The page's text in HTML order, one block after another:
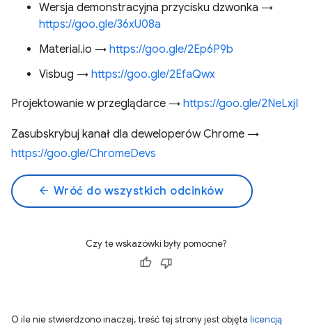
Wersja demonstracyjna przycisku dzwonka →
https://goo.gle/36xU08a
Material.io → https://goo.gle/2Ep6P9b
Visbug → https://goo.gle/2EfaQwx
Projektowanie w przeglądarce → https://goo.gle/2NeLxjI
Zasubskrybuj kanał dla deweloperów Chrome →
https://goo.gle/ChromeDevs
arrow_back Wróć do wszystkich odcinków
Czy te wskazówki były pomocne?
O ile nie stwierdzono inaczej, treść tej strony jest objęta licencją